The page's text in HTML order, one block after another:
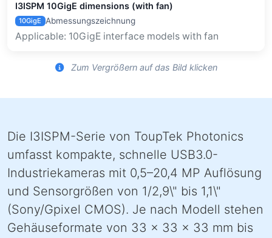
I3ISPM 10GigE dimensions (with fan)
10GigE Abmessungszeichnung
Applicable: 10GigE interface models with fan
Zum Vergrößern auf das Bild klicken
Die I3ISPM-Serie von ToupTek Photonics
umfasst kompakte, schnelle USB3.0-
Industriekameras mit 0,5–20,4 MP Auflösung
und Sensorgrößen von 1/2,9\" bis 1,1\"
(Sony/Gpixel CMOS). Je nach Modell stehen
Gehäuseformate von 33 × 33 × 33 mm bis